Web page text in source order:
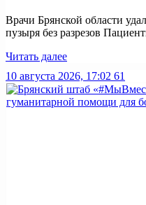
Врачи Брянской области
пузыря без разрезов
Читать далее
10 августа 2026, 17:02 61